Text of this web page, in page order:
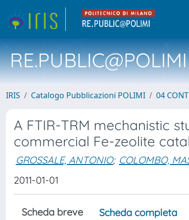
RE.PUBLIC@POLIMI
IRIS Catalogo Pubblicazioni POLIMI 04
A FTIR-TRM mechanistic
commercial Fe-zeolite
GROSSALE, ANTONIO; COLOMBO,
2011-01-01
Scheda breve Scheda completa